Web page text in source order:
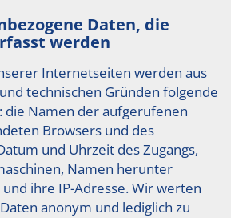
Daten, die
werden
Internetseiten werden aus
technischen Gründen folgende
die Namen der aufgerufenen
Browsers und des
und Uhrzeit des Zugangs,
Namen herunter
ihre IP-Adresse. Wir werten
anonym und lediglich zu